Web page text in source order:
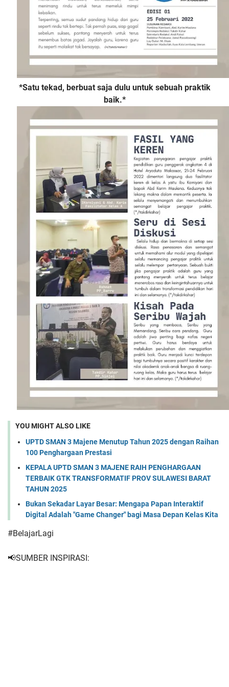
*Satu tekad, berbuat saja dulu untuk sebuah praktik
baik.*
YOU MIGHT ALSO LIKE
UPTD SMAN 3 Majene Menutup Tahun 2025 dengan Raihan
100 Penghargaan Prestasi
KEPALA UPTD SMAN 3 MAJENE RAIH PENGHARGAAN
TERBAIK GTK TRANSFORMATIF PROV SULAWESI BARAT
TAHUN 2025
Bukan Sekadar Layar Besar: Mengapa Papan Interaktif
Digital Adalah "Game Changer" bagi Masa Depan Kelas Kita
#BelajarLagi
📢SUMBER INSPIRASI: